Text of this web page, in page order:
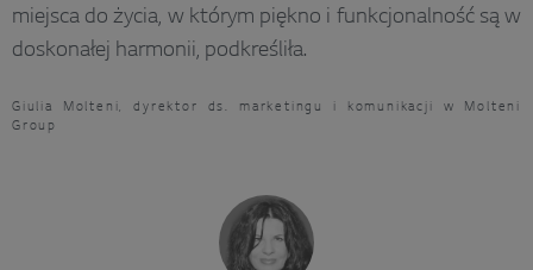
miejsca do życia, w którym piękno i funkcjonalność są w
doskonałej harmonii, podkreśliła.
Giulia Molteni, dyrektor ds. marketingu i komunikacji w Molteni
Group